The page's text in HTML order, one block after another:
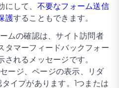
にして、 不要なフォーム送信
護することもできます。
ムの確認は、サイト訪問者
タマーフィードバックフォー
されるメッセージです。
ージ、ページの表示、リダ
イプがあります。1つまたは